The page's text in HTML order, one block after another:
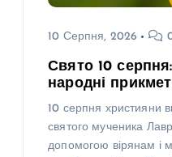
10 Серпня, 2026
Свято 10 серпня:
народні
10 серпня християни
святого мученика
допомогою вірянам і